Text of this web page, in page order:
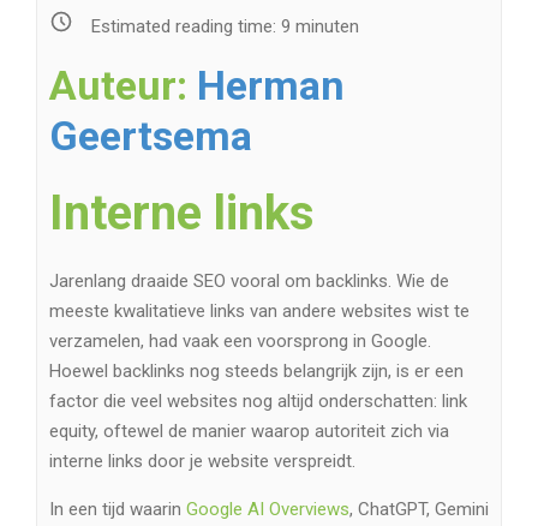
Estimated reading time: 9 minuten
Auteur: Herman
Geertsema
Interne links
Jarenlang draaide SEO vooral om backlinks. Wie de
meeste kwalitatieve links van andere websites wist te
verzamelen, had vaak een voorsprong in Google.
Hoewel backlinks nog steeds belangrijk zijn, is er een
factor die veel websites nog altijd onderschatten: link
equity, oftewel de manier waarop autoriteit zich via
interne links door je website verspreidt.
In een tijd waarin Google AI Overviews, ChatGPT, Gemini